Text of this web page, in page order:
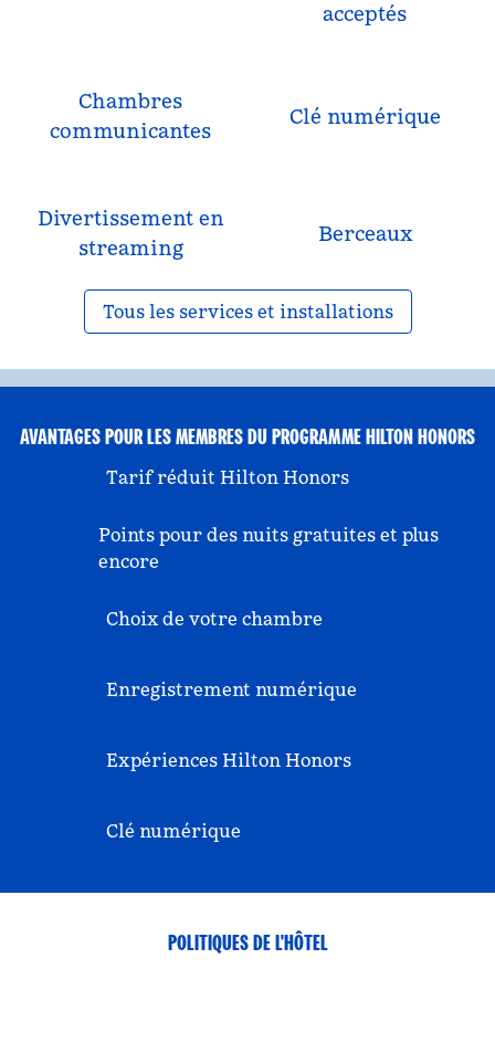
acceptés
Chambres
communicantes
Clé numérique
Divertissement en
streaming
Berceaux
Tous les services et installations
AVANTAGES POUR LES MEMBRES DU PROGRAMME HILTON HONORS
Tarif réduit Hilton Honors
Points pour des nuits gratuites et plus
encore
Choix de votre chambre
Enregistrement numérique
Expériences Hilton Honors
Clé numérique
POLITIQUES DE L'HÔTEL